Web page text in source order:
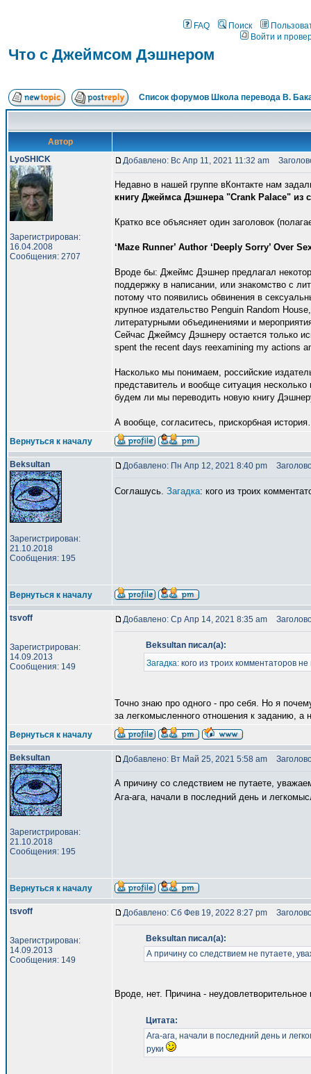
FAQ Поиск
Войти и
Что с Джеймсом Дэшнером
Список форумов Школа перевода В.
Автор
LyoSHICK
Зарегистрирован:
16.04.2008
Сообщения: 2707
Добавлено: Вс Апр 11, 2021 11:32 am
Недавно в нашей группе вКонтакте нам
книгу Джеймса Дэшнера "Crank Palace" из
Кратко все объясняет один заголовок
‘Maze Runner’ Author ‘Deeply Sorry’ Over
Вроде бы: Джеймс Дэшнер предлагал
поддержку в написании, или знакомство с
потому что появились обвинения в
крупное издательство Penguin Random
литературными объединениями и
Сейчас Джеймсу Дэшнеру остается только
spent the recent days reexamining my actions
Насколько мы понимаем, российские
представитель и вообще ситуация
будем ли мы переводить новую книгу
А вообще, согласитесь, прискорбная
Вернуться к началу
Beksultan
Зарегистрирован:
21.10.2018
Сообщения: 195
Добавлено: Пн Апр 12, 2021 8:40 pm
Соглашусь. Загадка: кого из троих
Вернуться к началу
tsvoff
Зарегистрирован:
14.09.2013
Сообщения: 149
Добавлено: Ср Апр 14, 2021 8:35 am
Beksultan писал(а):
Загадка: кого из троих комментаторов
Точно знаю про одного - про себя. Но я
за легкомысленного отношения к заданию,
Вернуться к началу
Beksultan
Зарегистрирован:
21.10.2018
Сообщения: 195
Добавлено: Вт Май 25, 2021 5:58 am
А причину со следствием не путаете,
Ага-ага, начали в последний день и
Вернуться к началу
tsvoff
Зарегистрирован:
14.09.2013
Сообщения: 149
Добавлено: Сб Фев 19, 2022 8:27 pm
Beksultan писал(а):
А причину со следствием не путаете,
Вроде, нет. Причина -
Цитата:
Ага-ага, начали в последний день и
руки